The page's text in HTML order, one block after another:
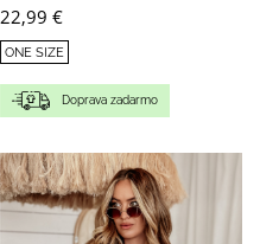
22,99 €
ONE SIZE
Doprava zadarmo